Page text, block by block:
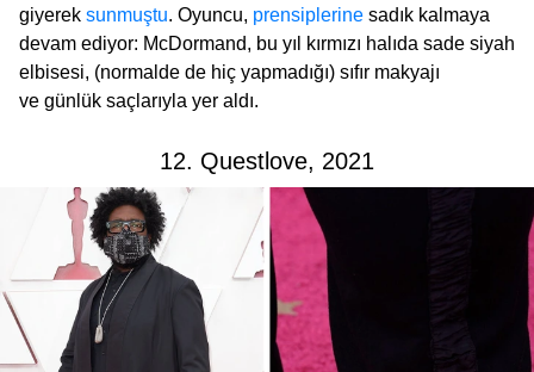
giyerek sunmuştu. Oyuncu, prensiplerine sadık kalmaya
devam ediyor: McDormand, bu yıl kırmızı halıda sade siyah
elbisesi, (normalde de hiç yapmadığı) sıfır makyajı
ve günlük saçlarıyla yer aldı.
12. Questlove, 2021